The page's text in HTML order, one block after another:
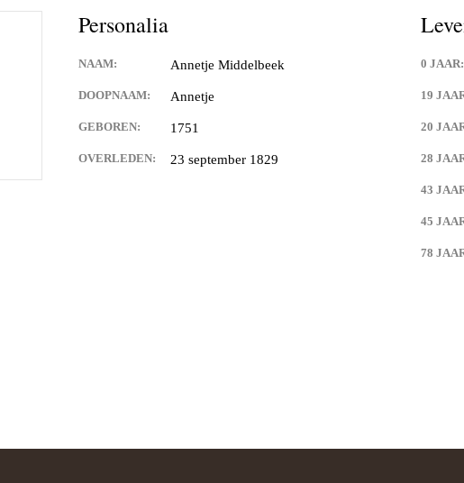
Personalia
NAAM: Annetje Middelbeek
DOOPNAAM: Annetje
GEBOREN: 1751
OVERLEDEN: 23 september 1829
0 JAAR:
19
20
28
43
45
78